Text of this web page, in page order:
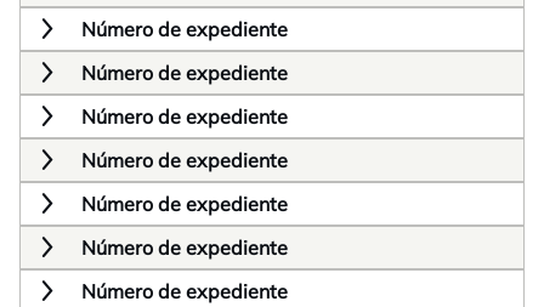
Número de expediente
Número de expediente
Número de expediente
Número de expediente
Número de expediente
Número de expediente
Número de expediente